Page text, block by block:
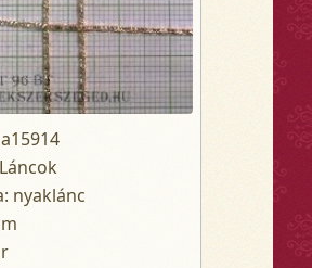
nyaklánc